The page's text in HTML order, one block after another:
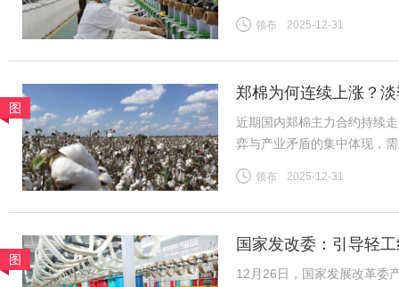
（一）供给预期收紧成核
领布 2025-12-31
图
郑棉为何连续上涨？
近期国内郑棉主力合约持续
弈与产业矛盾的集中体现，
格上涨提供助力。新疆棉花
领布 2025-12-31
图
国家发改委：引导轻
12月26日，国家发展改革委